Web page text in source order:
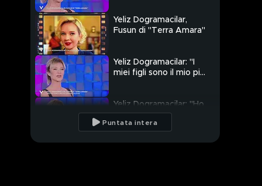
Yeliz Dogramacilar,
Fusun di "Terra Amara"
Yeliz Dogramacilar: "I
miei figli sono il mio più
Yeliz Dogramacilar: "Ho
avuto molte delusioni
nella vita"
Puntata intera